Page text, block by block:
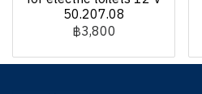
50.207.08
฿3,800